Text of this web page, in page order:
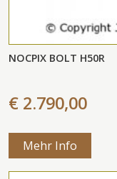
NOCPIX BOLT H50R
€ 2.790,00
Mehr Info